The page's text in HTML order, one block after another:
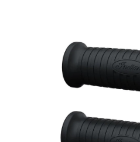
hviezdičiek.